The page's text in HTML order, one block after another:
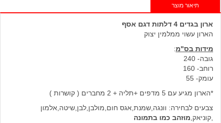
תיאור מוצר
ארון בגדים 4 דלתות דגם אסף
הארון עשוי ממלמין יצוק
מידות בס"מ:
גובה- 240
רוחב- 160
עומק- 55
*הארון מגיע עם 5 מדפים +תליה + 2 מחברים ( קושרות )
צבעים לבחירה: וונגה,שמנת,אגס חום,מולבן,לבן,שיטה,אלמון
,קוניאק, מוזהב כמו בתמונה